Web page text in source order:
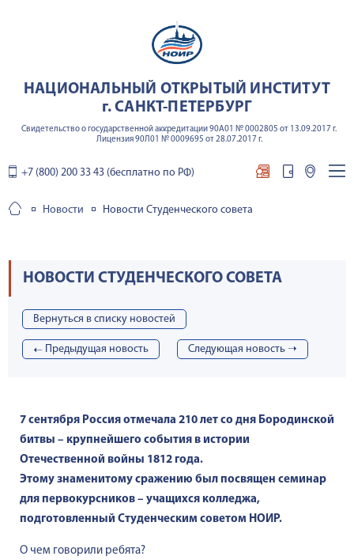
НАЦИОНАЛЬНЫЙ ОТКРЫТЫЙ ИНСТИТУТ
г. САНКТ-ПЕТЕРБУРГ
Свидетельство о государственной аккредитации 90А01 № 0002805 от 13.09.2017 г.
Лицензия 90Л01 № 0009695 от 28.07.2017 г.
+7 (800) 200 33 43 (бесплатно по РФ)
Новости Новости Студенческого совета
НОВОСТИ СТУДЕНЧЕСКОГО СОВЕТА
Вернуться в списку новостей
➝ Предыдущая новость Cледующая новость ➝
7 сентября Россия отмечала 210 лет со дня Бородинской
битвы – крупнейшего события в истории
Отечественной войны 1812 года.
Этому знаменитому сражению был посвящен семинар
для первокурсников – учащихся колледжа,
подготовленный Студенческим советом НОИР.
О чем говорили ребята?